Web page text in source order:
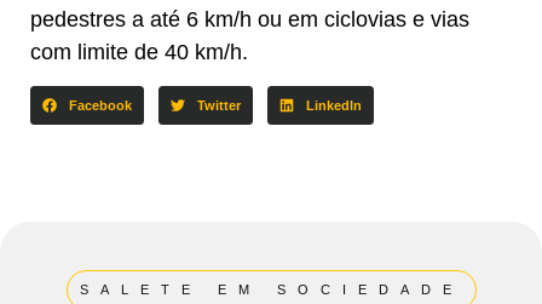
pedestres a até 6 km/h ou em ciclovias e vias
com limite de 40 km/h.
Facebook Twitter LinkedIn
SALETE EM SOCIEDADE